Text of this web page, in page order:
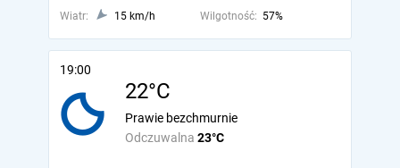
Wiatr:
15 km/h Wilgotność: 57%
19:00
22°C
Odczuwalna 23°C
Prawie bezchmurnie